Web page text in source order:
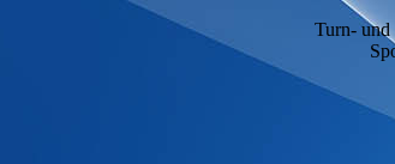
Turn- und